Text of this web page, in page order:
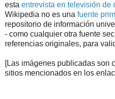
esta entrevista en televisión de
Wikipedia no es una fuente
repositorio de información
- como cualquier otra fuente
referencias originales, para
[Las imágenes publicadas son
sitios mencionados en los